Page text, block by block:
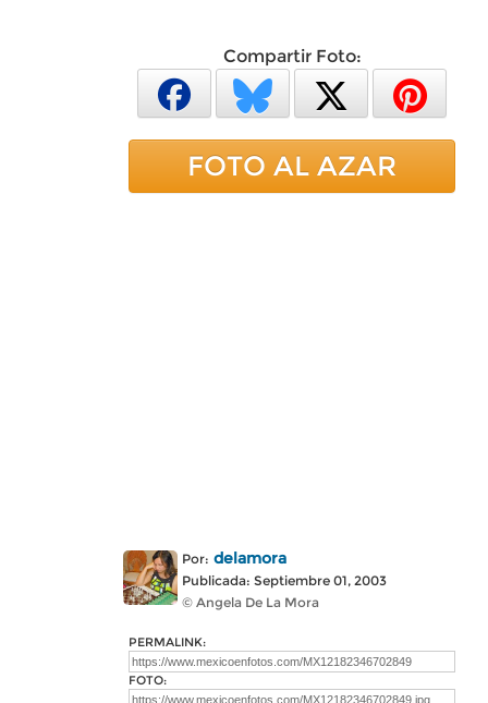
Compartir Foto:
FOTO AL AZAR
Por: delamora
Publicada: Septiembre 01, 2003
© Angela De La Mora
PERMALINK:
FOTO: